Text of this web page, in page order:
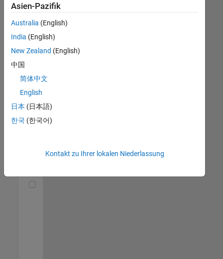
Account
Manager -
Commercial
(m/f/d)
DE-München
Senior Utilities and Energy Market Developer (m/f/d)
and Energy
Market
Developer
Marketing |
Asien-Pazifik
Australia (English)
India (English)
New Zealand (English)
中国
简体中文
English
日本 (日本語)
한국 (한국어)
Kontakt zu Ihrer lokalen Niederlassung